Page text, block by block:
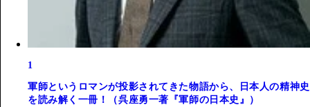
1
軍師というロマンが投影されてきた物語から、日本人の精神史
を読み解く一冊！（呉座勇一著『軍師の日本史』）